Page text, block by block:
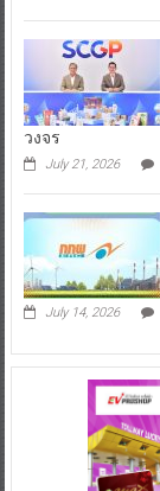
วงจร
July 21, 2026
July 14, 2026